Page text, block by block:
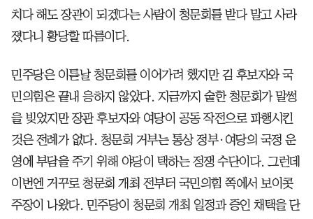
치다 해도 장관이 되겠다는 사람이 청문회를 받다 말고 사라
졌다니 황당할 따름이다.
민주당은 이튿날 청문회를 이어가려 했지만 김 후보자와 국
민의힘은 끝내 응하지 않았다. 지금까지 숱한 청문회가 말썽
을 빚었지만 장관 후보자와 여당이 공동 작전으로 파행시킨
것은 전례가 없다. 청문회 거부는 통상 정부·여당의 국정 운
영에 부담을 주기 위해 야당이 택하는 정쟁 수단이다. 그런데
이번엔 거꾸로 청문회 개최 전부터 국민의힘 쪽에서 보이콧
주장이 나왔다. 민주당이 청문회 개최 일정과 증인 채택을 단